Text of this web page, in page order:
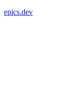
epics.dev